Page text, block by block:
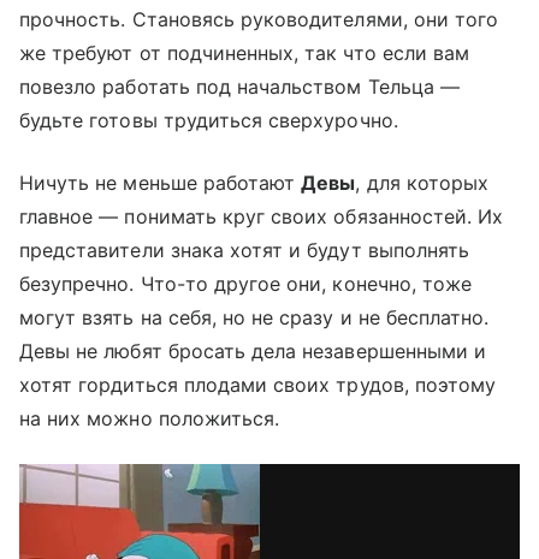
прочность. Становясь руководителями, они того
же требуют от подчиненных, так что если вам
повезло работать под начальством Тельца —
будьте готовы трудиться сверхурочно.
Ничуть не меньше работаютДевы, для которых
главное — понимать круг своих обязанностей. Их
представители знака хотят и будут выполнять
безупречно. Что-то другое они, конечно, тоже
могут взять на себя, но не сразу и не бесплатно.
Девы не любят бросать дела незавершенными и
хотят гордиться плодами своих трудов, поэтому
на них можно положиться.